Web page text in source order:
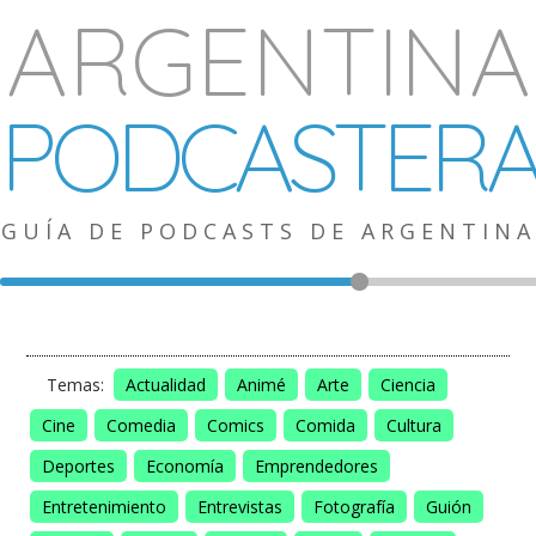
ARGENTINA
GUÍA DE PODCASTS DE ARGENTINA
Temas: Actualidad Animé Arte
Ciencia
Cine
Comedia Comics Comida
Cultura
Deportes
Economía
Emprendedores
Entretenimiento
Entrevistas Fotografía
Guión